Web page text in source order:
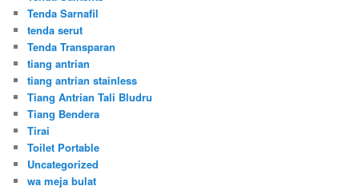
Tenda Sarnafil
tenda serut
Tenda Transparan
tiang antrian
tiang antrian stainless
Tiang Antrian Tali Bludru
Tiang Bendera
Tirai
Toilet Portable
Uncategorized
wa meja bulat